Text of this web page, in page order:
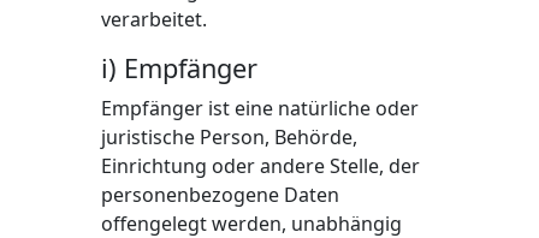
verarbeitet.
i) Empfänger
Empfänger ist eine natürliche oder
juristische Person, Behörde,
Einrichtung oder andere Stelle, der
personenbezogene Daten
offengelegt werden, unabhängig